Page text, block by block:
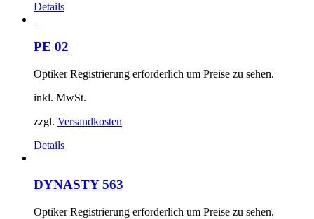
Details
PE 02
Optiker Registrierung erforderlich um Preise zu sehen.
inkl. MwSt.
zzgl. Versandkosten
Details
DYNASTY 563
Optiker Registrierung erforderlich um Preise zu sehen.